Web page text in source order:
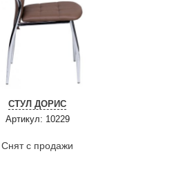
СТУЛ ДОРИС
Артикул: 10229
Снят с продажи